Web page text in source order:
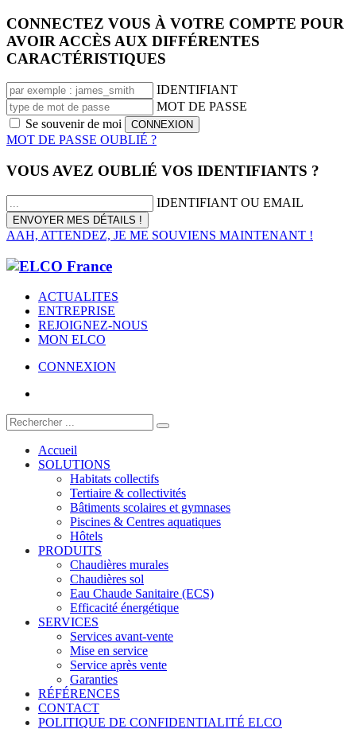
CONNECTEZ VOUS À VOTRE COMPTE POUR
AVOIR ACCÈS AUX DIFFÉRENTES
CARACTÉRISTIQUES
IDENTIFIANT
MOT DE PASSE
Se souvenir de moi
MOT DE PASSE OUBLIÉ ?
VOUS AVEZ OUBLIÉ VOS IDENTIFIANTS ?
IDENTIFIANT OU EMAIL
AAH, ATTENDEZ, JE ME SOUVIENS MAINTENANT !
ACTUALITES
ENTREPRISE
REJOIGNEZ-NOUS
MON ELCO
CONNEXION
Accueil
SOLUTIONS
Habitats collectifs
Tertiaire & collectivités
Bâtiments scolaires et gymnases
Piscines & Centres aquatiques
Hôtels
PRODUITS
Chaudières murales
Chaudières sol
Eau Chaude Sanitaire (ECS)
Efficacité énergétique
SERVICES
Services avant-vente
Mise en service
Service après vente
Garanties
RÉFÉRENCES
CONTACT
POLITIQUE DE CONFIDENTIALITÉ ELCO